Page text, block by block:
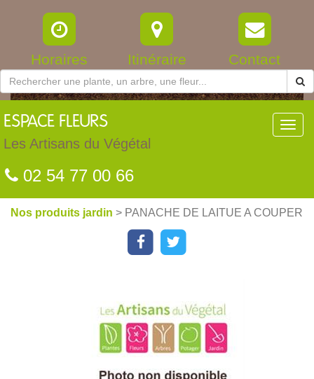
Horaires Itinéraire Contact
ESPACE FLEURS
Les Artisans du Végétal
02 54 77 00 66
Nos produits jardin > PANACHE DE LAITUE A COUPER